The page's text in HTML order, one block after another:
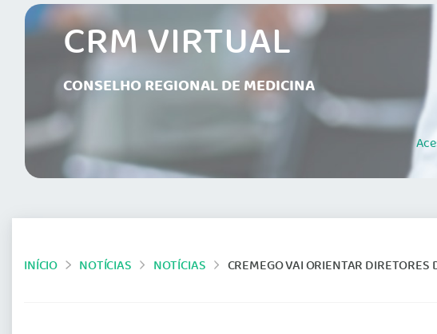
CRM VIRTUAL
CONSELHO REGIONAL DE MEDICINA
INÍCIO NOTÍCIAS NOTÍCIAS CREMEGO VAI ORIENTAR